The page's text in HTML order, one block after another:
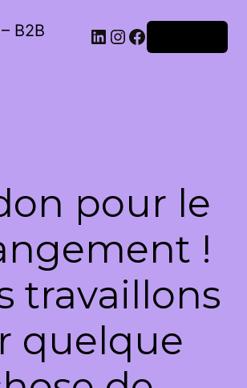
B2B LinkedIn
Instagram
Facebook
pour le
!
travaillons
quelque